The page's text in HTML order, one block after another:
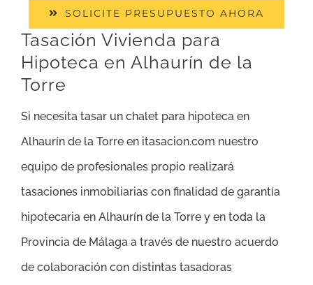
SOLICITE PRESUPUESTO AHORA
Tasación Vivienda para
Hipoteca en Alhaurín de la
Torre
Si necesita tasar un chalet para hipoteca en
Alhaurín de la Torre en itasacion.com nuestro
equipo de profesionales propio realizará
tasaciones inmobiliarias con finalidad de garantía
hipotecaria en Alhaurín de la Torre y en toda la
Provincia de Málaga a través de nuestro acuerdo
de colaboración con distintas tasadoras